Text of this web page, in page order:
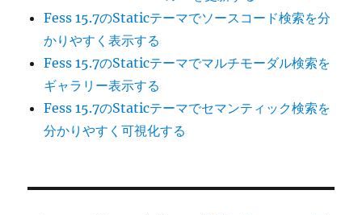
Fess 15.7のStaticテーマでソースコード検索を分
かりやすく表示する
Fess 15.7のStaticテーマでマルチモーダル検索を
ギャラリー表示する
Fess 15.7のStaticテーマでセマンティック検索を
分かりやすく可視化する